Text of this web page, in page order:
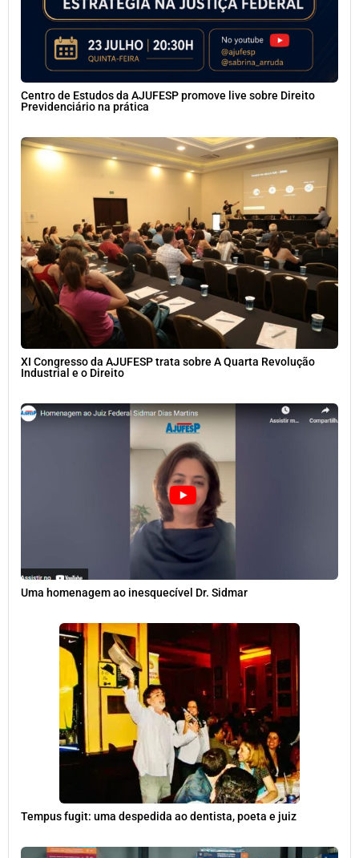
Centro de Estudos da AJUFESP promove live sobre Direito
Previdenciário na prática
XI Congresso da AJUFESP trata sobre A Quarta Revolução
Industrial e o Direito
Uma homenagem ao inesquecível Dr. Sidmar
Tempus fugit: uma despedida ao dentista, poeta e juiz